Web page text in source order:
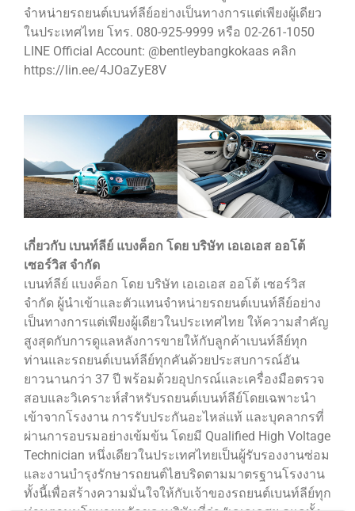
จำหน่ายรถยนต์เบนท์ลีย์อย่างเป็นทางการแต่เพียงผู้เดียว
ในประเทศไทย โทร. 080-925-9999 หรือ 02-261-1050
LINE Official Account: @bentleybangkokaas คลิก
https://lin.ee/4JOaZyE8V
เกี่ยวกับ เบนท์ลีย์ แบงค็อก โดย บริษัท เอเอเอส ออโต้
เซอร์วิส จำกัด
เบนท์ลีย์ แบงค็อก โดย บริษัท เอเอเอส ออโต้ เซอร์วิส
จำกัด ผู้นำเข้าและตัวแทนจำหน่ายรถยนต์เบนท์ลีย์อย่าง
เป็นทางการแต่เพียงผู้เดียวในประเทศไทย ให้ความสำคัญ
สูงสุดกับการดูแลหลังการขายให้กับลูกค้าเบนท์ลีย์ทุก
ท่านและรถยนต์เบนท์ลีย์ทุกคันด้วยประสบการณ์อัน
ยาวนานกว่า 37 ปี พร้อมด้วยอุปกรณ์และเครื่องมือตรวจ
สอบและวิเคราะห์สำหรับรถยนต์เบนท์ลีย์โดยเฉพาะนำ
เข้าจากโรงงาน การรับประกันอะไหล่แท้ และบุคลากรที่
ผ่านการอบรมอย่างเข้มข้น โดยมี Qualified High Voltage
Technician หนึ่งเดียวในประเทศไทยเป็นผู้รับรองงานซ่อม
และงานบำรุงรักษารถยนต์ไฮบริดตามมาตรฐานโรงงาน
ทั้งนี้เพื่อสร้างความมั่นใจให้กับเจ้าของรถยนต์เบนท์ลีย์ทุก